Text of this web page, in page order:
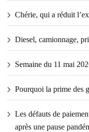
Chérie, qui a réduit
Diesel, camionnage,
Semaine du 11 mai
Pourquoi la prime des
Les défauts de
après une pause